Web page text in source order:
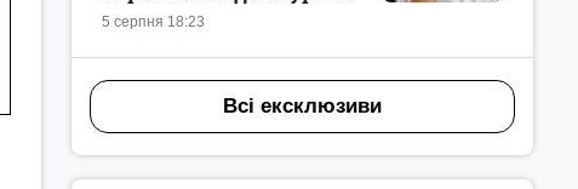
5 серпня 18:23
Всі ексклюзиви